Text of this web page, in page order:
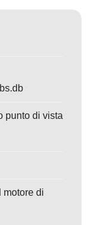
punto di vista
motore di